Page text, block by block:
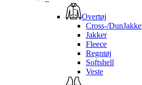
Overtøj
Cross-/DunJakke
Jakker
Fleece
Regntøj
Softshell
Veste